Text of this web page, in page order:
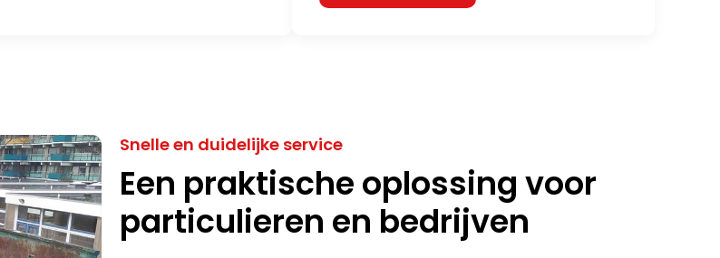
Snelle en duidelijke service
Een praktische oplossing voor
particulieren en bedrijven